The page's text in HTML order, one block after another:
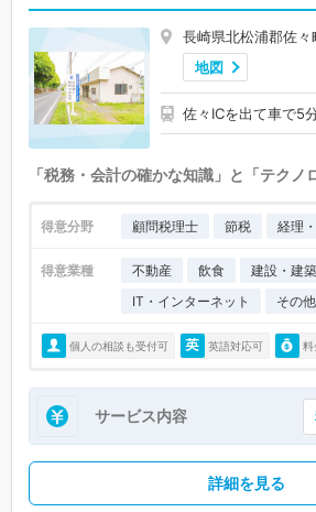
長崎県北松浦郡佐々
地図
佐々ICを出て車で5
「税務・会計の確かな知識」と「テクノ
得意分野 顧問税理士 節税 経理
得意業種 不動産 飲食
建設・建築
IT・インターネット
その他
個人の相談も受付可 英語対応可 料
サービス内容
詳細を見る